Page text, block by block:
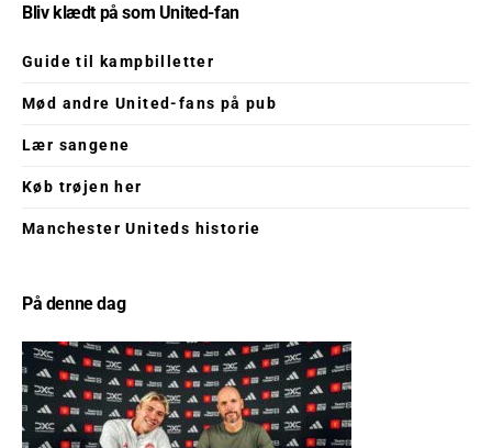
Bliv klædt på som United-fan
Guide til kampbilletter
Mød andre United-fans på pub
Lær sangene
Køb trøjen her
Manchester Uniteds historie
På denne dag